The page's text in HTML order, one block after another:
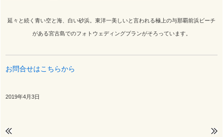
延々と続く青い空と海、白い砂浜。東洋一美しいと言われる極上の与那覇前浜ビーチ
がある宮古島でのフォトウェディングプランがそろっています。
お問合せはこちらから
2019年4月3日